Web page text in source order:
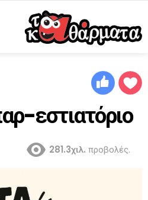
εστιατόριο
281.3χιλ. προβολές.